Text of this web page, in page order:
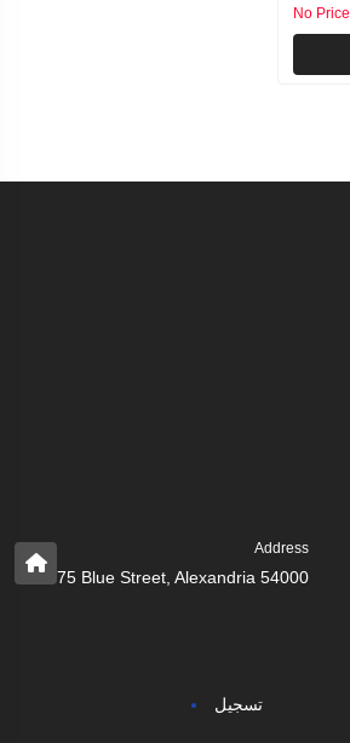
No Price
Address
75 Blue Street, Alexandria 54000
تسجيل